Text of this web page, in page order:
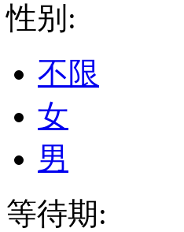
性别:
不限
女
男
等待期: